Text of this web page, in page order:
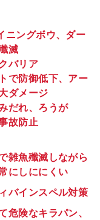
ニングボウ、ダー
滅
バリア
で防御低下、アー
ダメージ
だれ、ろうが
故防止
雑魚殲滅しながら
にしににくい
バインスペル対策
危険なキラパン、